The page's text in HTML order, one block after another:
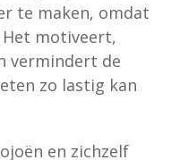
te maken, omdat
motiveert,
vermindert de
zo lastig kan
en zichzelf